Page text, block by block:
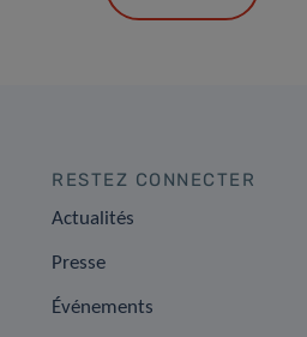
RESTEZ CONNECTER
Actualités
Presse
Événements